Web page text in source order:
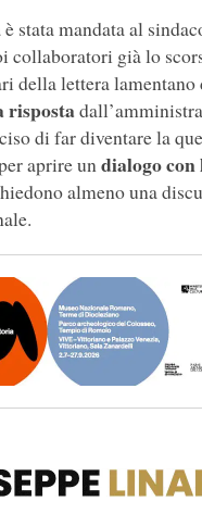
stata mandata al
collaboratori già lo
della lettera lamentano
risposta
di far diventare la
aprire undialogo con
almeno una